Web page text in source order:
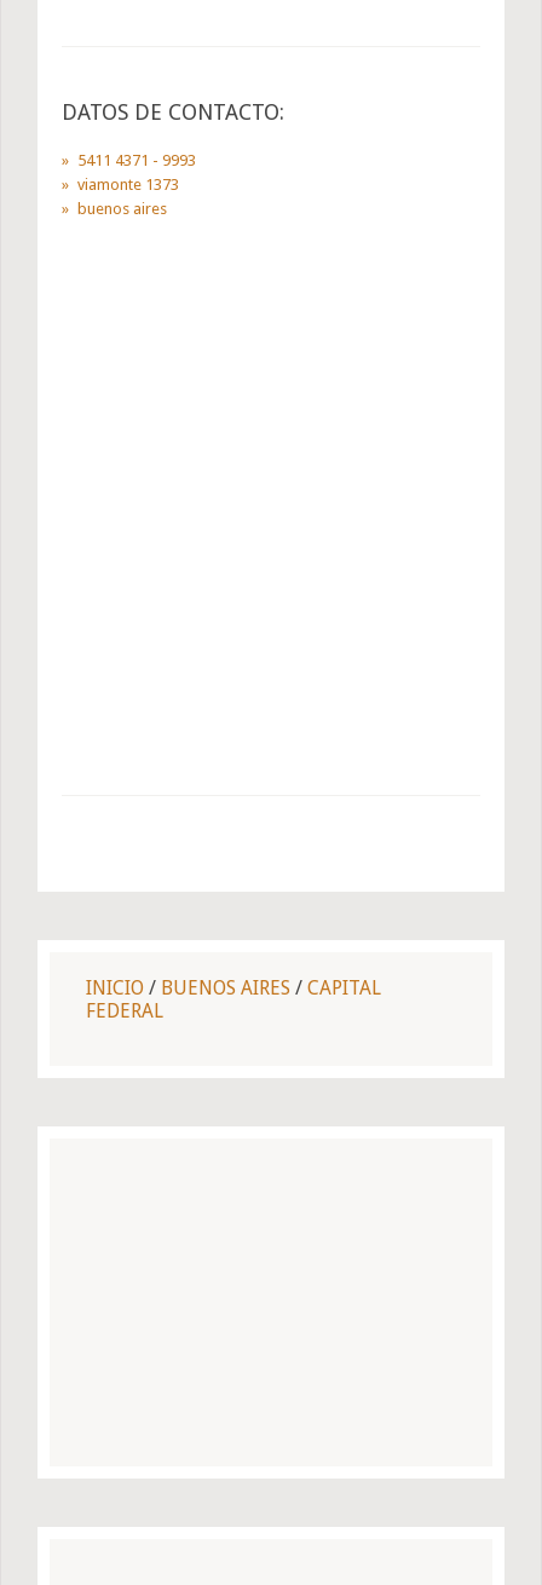
DATOS DE CONTACTO:
5411 4371 - 9993
viamonte 1373
buenos aires
INICIO / BUENOS AIRES / CAPITAL
FEDERAL